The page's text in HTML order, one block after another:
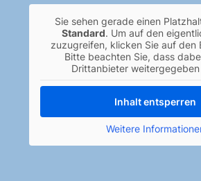
Sie sehen gerade einen
Standard. Um auf den
zuzugreifen, klicken Sie auf den
Bitte beachten Sie, dass
Drittanbieter
Inhalt entsperren
Weitere